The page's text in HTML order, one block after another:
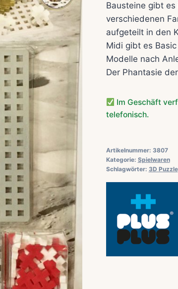
Bausteine gibt
verschiedenen
aufgeteilt in den
Midi gibt es
Modelle nach
Der Phantasie
Im Geschäft
telefonisch.
Artikelnummer: 3807
Kategorie: Spielwaren
Schlagwörter: 3D Puzzle